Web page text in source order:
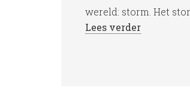
wereld: storm. Het
Lees verder